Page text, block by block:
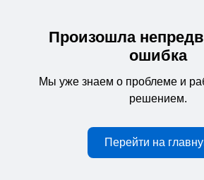
Произошла
ошибка
Мы уже знаем о проблеме и
решением.
Перейти на